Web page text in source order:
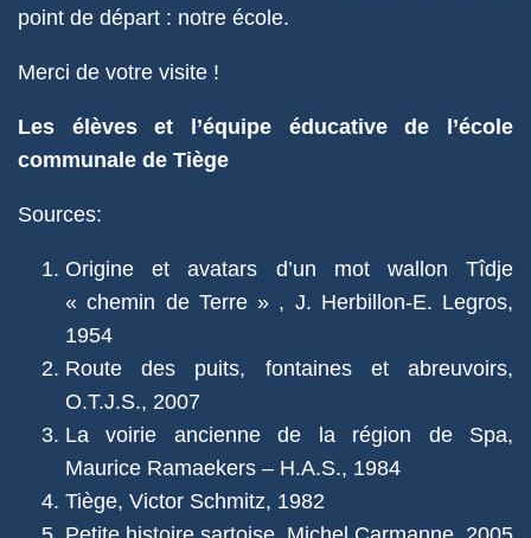
point de départ : notre école.
Merci de votre visite !
Les élèves et l’équipe éducative de l’école
communale de Tiège
Sources:
Origine et avatars d’un mot wallon Tîdje
« chemin de Terre » , J. Herbillon-E. Legros,
1954
Route des puits, fontaines et abreuvoirs,
O.T.J.S., 2007
La voirie ancienne de la région de Spa,
Maurice Ramaekers – H.A.S., 1984
Tiège, Victor Schmitz, 1982